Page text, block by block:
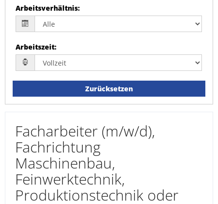
Arbeitsverhältnis:
Arbeitszeit:
Zurücksetzen
Facharbeiter (m/w/d),
Fachrichtung
Maschinenbau,
Feinwerktechnik,
Produktionstechnik oder